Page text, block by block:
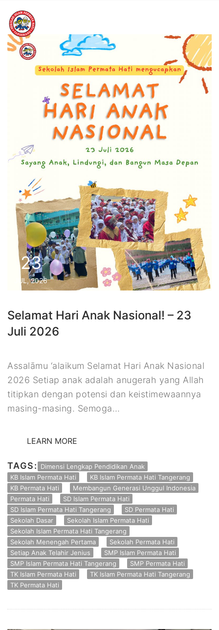
23
JUL, 2026
Selamat Hari Anak Nasional! – 23
Juli 2026
Assalāmu ‘alaikum Selamat Hari Anak Nasional
2026 Setiap anak adalah anugerah yang Allah
titipkan dengan potensi dan keistimewaannya
masing-masing. Semoga…
LEARN MORE
TAGS:
Dimensi Lengkap Pendidikan Anak
KB Islam Permata Hati
KB Islam Permata Hati Tangerang
KB Permata Hati
Membangun Generasi Unggul Indonesia
Permata Hati
SD Islam Permata Hati
SD Islam Permata Hati Tangerang
SD Permata Hati
Sekolah Dasar
Sekolah Islam Permata Hati
Sekolah Islam Permata Hati Tangerang
Sekolah Menengah Pertama
Sekolah Permata Hati
Setiap Anak Telahir Jenius
SMP Islam Permata Hati
SMP Islam Permata Hati Tangerang
SMP Permata Hati
TK Islam Permata Hati
TK Islam Permata Hati Tangerang
TK Permata Hati